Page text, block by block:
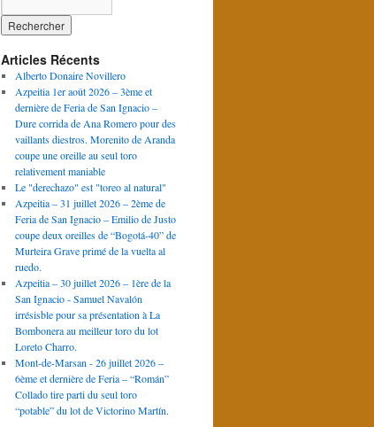
Articles Récents
Alberto Donaire Novillero
Azpeitia 1er août 2026 – 3ème et
dernière de Feria de San Ignacio –
Dure corrida de Ana Romero pour des
vaillants diestros. Morenito de Aranda
coupe une oreille au seul toro
relativement maniable
Le "derechazo" est "toreo al natural"
Azpeitia – 31 juillet 2026 – 2ème de
Feria de San Ignacio – Emilio de Justo
coupe deux oreilles de “Bogotá-40” de
Murteira Grave primé de la vuelta al
ruedo.
Azpeitia – 30 juillet 2026 – 1ère de la
San Ignacio - Samuel Navalón
irrésisble pour sa présentation à La
Bombonera au meilleur toro du lot
Loreto Charro.
Mont-de-Marsan - 26 juillet 2026 –
6ème et dernière de Feria – “Román”
Collado tire parti du seul toro
“potable” du lot de Victorino Martín.